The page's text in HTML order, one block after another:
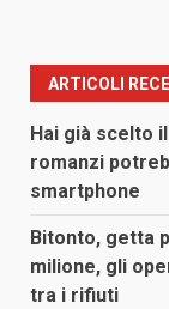
ARTICOLI
Hai già scelto
romanzi
smartphone
Bitonto, getta
milione, gli
tra i rifiuti